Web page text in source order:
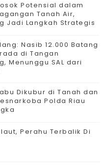
Potensial dalam
Tanah Air,
Jadi Langkah Strategis
Nasib 12.000 Batang
di Tangan
Menunggu SAL dari
Dikubur di Tanah dan
Polda Riau
Perahu Terbalik Di